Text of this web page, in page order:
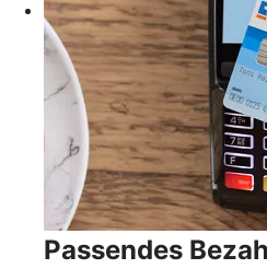
Passendes